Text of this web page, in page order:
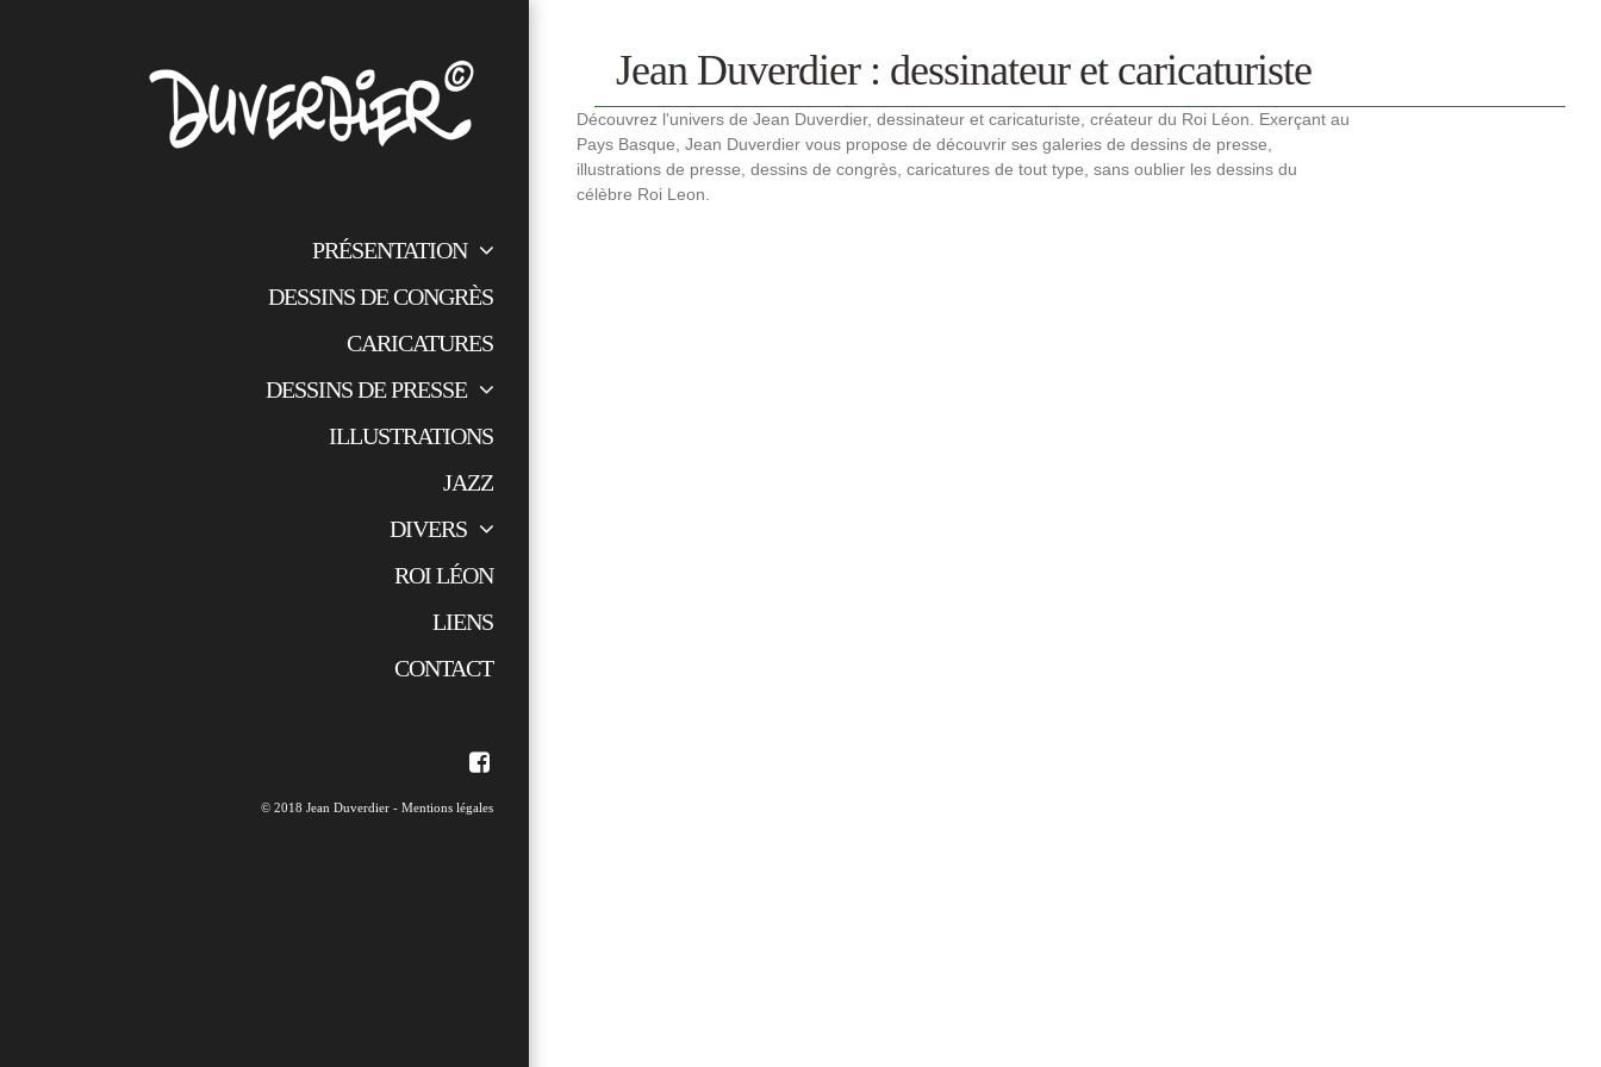
PRÉSENTATION
DESSINS DE CONGRÈS
CARICATURES
DESSINS DE PRESSE
ILLUSTRATIONS
JAZZ
DIVERS
ROI LÉON
LIENS
CONTACT
© 2018 Jean Duverdier - Mentions légales
Jean Duverdier : dessinateur et caricaturiste
Découvrez l'univers de Jean Duverdier, dessinateur et caricaturiste, créateur du Roi Léon. Exerçant au
Pays Basque, Jean Duverdier vous propose de découvrir ses galeries de dessins de presse,
illustrations de presse, dessins de congrès, caricatures de tout type, sans oublier les dessins du
célèbre Roi Leon.